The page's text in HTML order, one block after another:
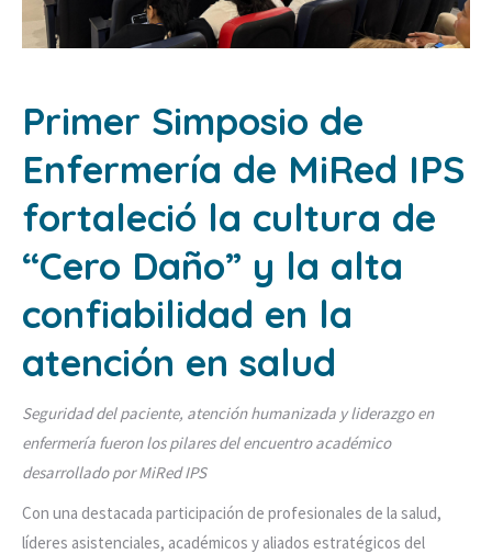
Primer Simposio de
Enfermería de MiRed IPS
fortaleció la cultura de
“Cero Daño” y la alta
confiabilidad en la
atención en salud
Seguridad del paciente, atención humanizada y liderazgo en
enfermería fueron los pilares del encuentro académico
desarrollado por MiRed IPS
Con una destacada participación de profesionales de la salud,
líderes asistenciales, académicos y aliados estratégicos del